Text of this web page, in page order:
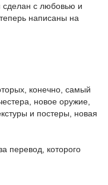
сделан с любовью и
написаны на
конечно, самый
новое оружие,
и постеры, новая
перевод, которого